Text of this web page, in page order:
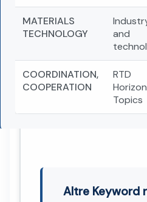
MATERIALS
TECHNOLOGY
and
COORDINATION,
COOPERATION
RTD
Topics
Altre Keyword